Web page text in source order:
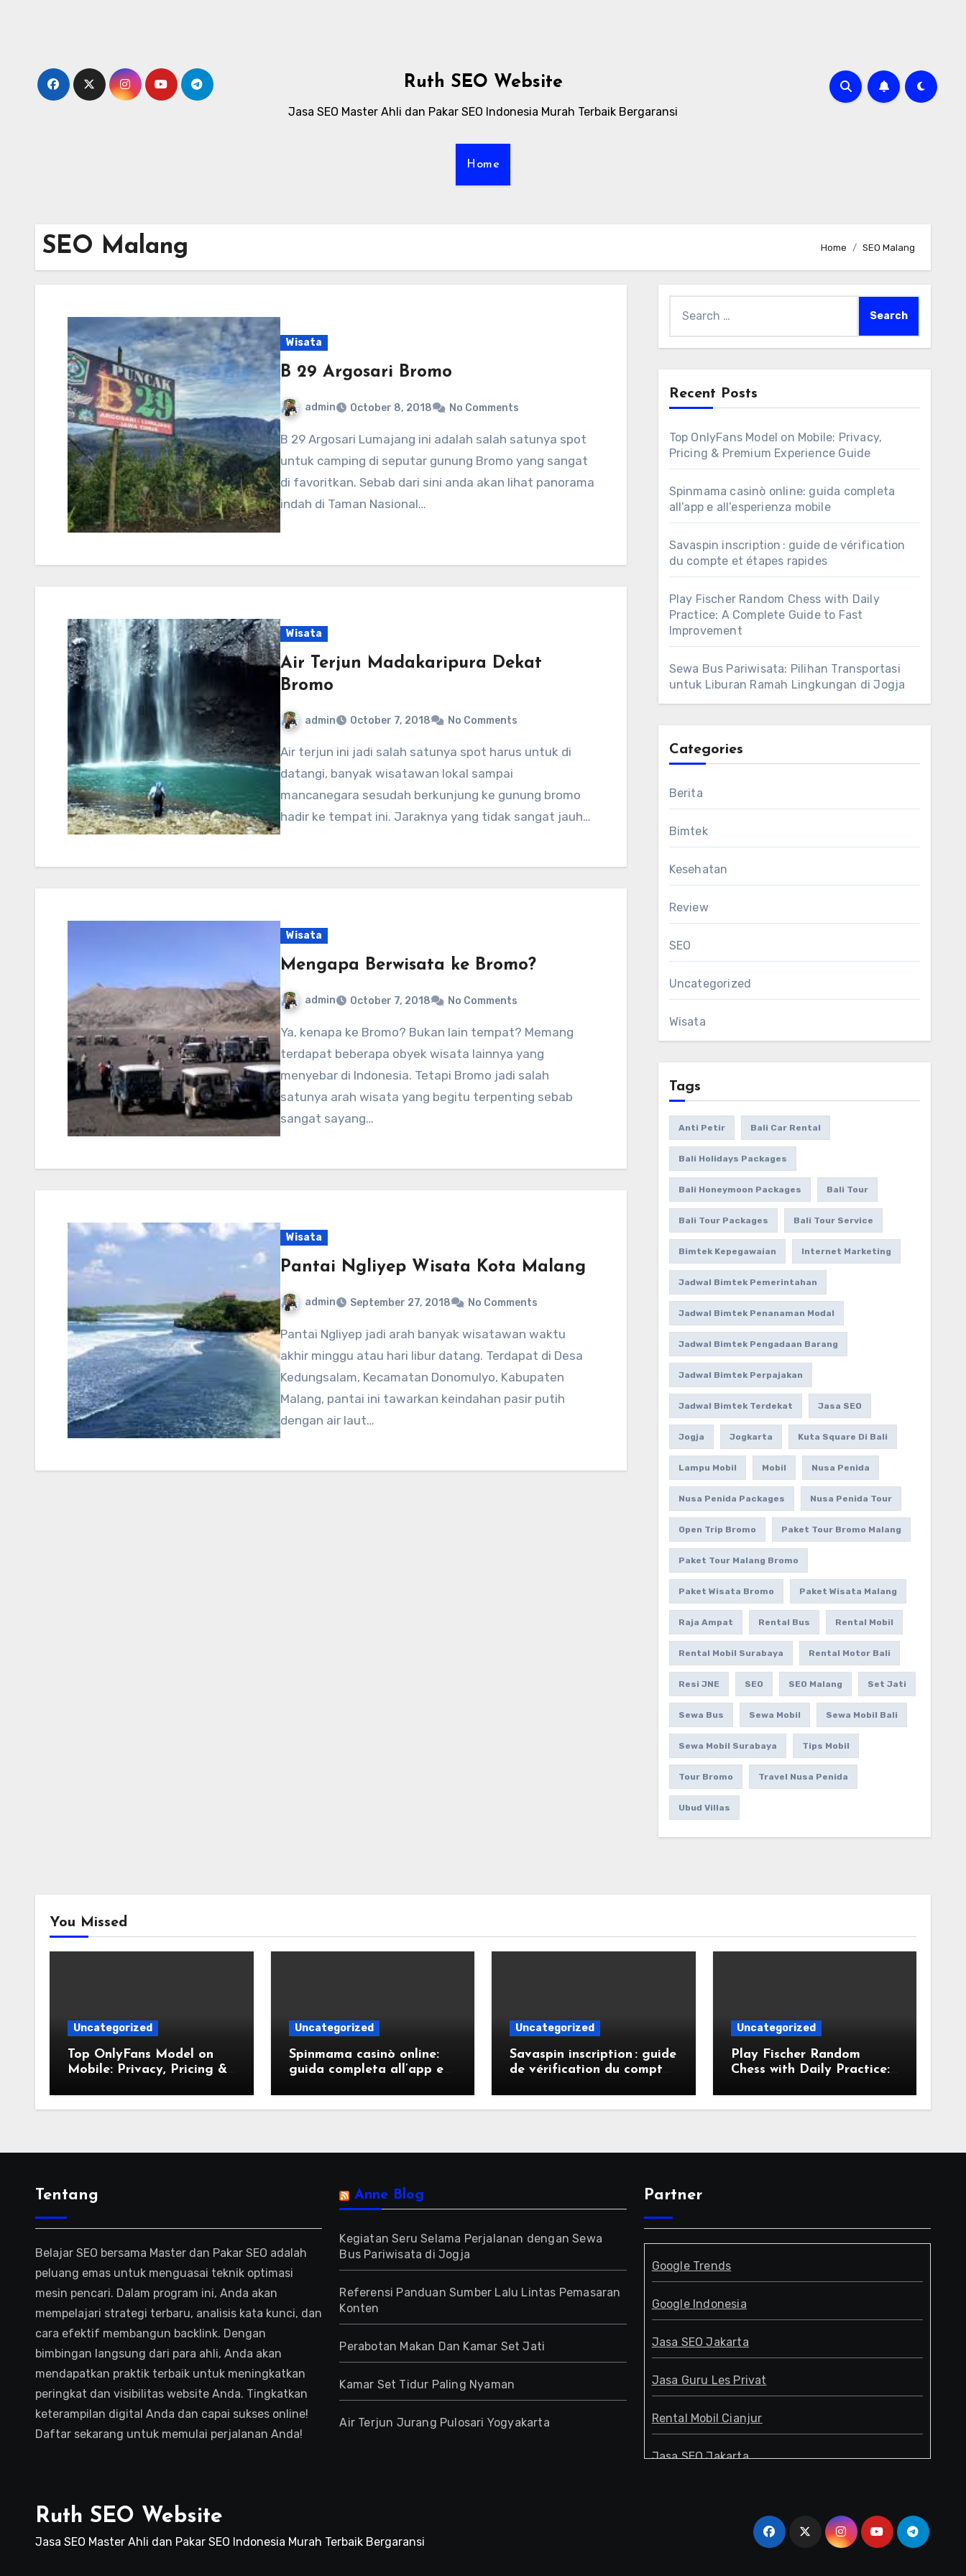
Ruth SEO Website
Jasa SEO Master Ahli dan Pakar SEO Indonesia Murah Terbaik Bergaransi
Home
SEO Malang Home SEO Malang
Wisata
B 29 Argosari Bromo
admin October 8, 2018 No Comments
B 29 Argosari Lumajang ini adalah salah satunya spot
untuk camping di seputar gunung Bromo yang sangat
di favoritkan. Sebab dari sini anda akan lihat panorama
indah di Taman Nasional…
Wisata
Air Terjun Madakaripura Dekat
Bromo
admin October 7, 2018 No Comments
Air terjun ini jadi salah satunya spot harus untuk di
datangi, banyak wisatawan lokal sampai
mancanegara sesudah berkunjung ke gunung bromo
hadir ke tempat ini. Jaraknya yang tidak sangat jauh…
Wisata
Mengapa Berwisata ke Bromo?
admin October 7, 2018 No Comments
Ya, kenapa ke Bromo? Bukan lain tempat? Memang
terdapat beberapa obyek wisata lainnya yang
menyebar di Indonesia. Tetapi Bromo jadi salah
satunya arah wisata yang begitu terpenting sebab
sangat sayang…
Wisata
Pantai Ngliyep Wisata Kota Malang
admin September 27, 2018 No Comments
Pantai Ngliyep jadi arah banyak wisatawan waktu
akhir minggu atau hari libur datang. Terdapat di Desa
Kedungsalam, Kecamatan Donomulyo, Kabupaten
Malang, pantai ini tawarkan keindahan pasir putih
dengan air laut…
for:
Recent Posts
Top OnlyFans Model on Mobile: Privacy,
Pricing & Premium Experience Guide
Spinmama casinò online: guida completa
all’app e all’esperienza mobile
Savaspin inscription : guide de vérification
du compte et étapes rapides
Play Fischer Random Chess with Daily
Practice: A Complete Guide to Fast
Improvement
Sewa Bus Pariwisata: Pilihan Transportasi
untuk Liburan Ramah Lingkungan di Jogja
Categories
Berita
Bimtek
Kesehatan
Review
SEO
Uncategorized
Wisata
Tags
Anti Petir Bali Car Rental
Bali Holidays Packages
Bali Honeymoon Packages Bali Tour
Bali Tour Packages Bali Tour Service
Bimtek Kepegawaian Internet Marketing
Jadwal Bimtek Pemerintahan
Jadwal Bimtek Penanaman Modal
Jadwal Bimtek Pengadaan Barang
Jadwal Bimtek Perpajakan
Jadwal Bimtek Terdekat Jasa SEO
Jogja Jogkarta Kuta Square Di Bali
Lampu Mobil Mobil Nusa Penida
Nusa Penida Packages Nusa Penida Tour
Open Trip Bromo Paket Tour Bromo Malang
Paket Tour Malang Bromo
Paket Wisata Bromo Paket Wisata Malang
Raja Ampat Rental Bus Rental Mobil
Rental Mobil Surabaya Rental Motor Bali
Resi JNE SEO SEO Malang Set Jati
Sewa Bus Sewa Mobil Sewa Mobil Bali
Sewa Mobil Surabaya Tips Mobil
Tour Bromo Travel Nusa Penida
Ubud Villas
You Missed
Uncategorized
Top OnlyFans Model on
Mobile: Privacy, Pricing &
Uncategorized
Spinmama casinò online:
guida completa all’app e
Uncategorized
Savaspin inscription : guide
de vérification du compte
Uncategorized
Play Fischer Random
Chess with Daily Practice:
Improvement
Tentang
Belajar SEO bersama Master dan Pakar SEO adalah
peluang emas untuk menguasai teknik optimasi
mesin pencari. Dalam program ini, Anda akan
mempelajari strategi terbaru, analisis kata kunci, dan
cara efektif membangun backlink. Dengan
bimbingan langsung dari para ahli, Anda akan
mendapatkan praktik terbaik untuk meningkatkan
peringkat dan visibilitas website Anda. Tingkatkan
keterampilan digital Anda dan capai sukses online!
Daftar sekarang untuk memulai perjalanan Anda!
Anne Blog
Kegiatan Seru Selama Perjalanan dengan Sewa
Bus Pariwisata di Jogja
Referensi Panduan Sumber Lalu Lintas Pemasaran
Konten
Perabotan Makan Dan Kamar Set Jati
Kamar Set Tidur Paling Nyaman
Air Terjun Jurang Pulosari Yogyakarta
Partner
Google Trends
Google Indonesia
Jasa SEO Jakarta
Jasa Guru Les Privat
Rental Mobil Cianjur
Jasa SEO Jakarta
Ruth SEO Website
Jasa SEO Master Ahli dan Pakar SEO Indonesia Murah Terbaik Bergaransi